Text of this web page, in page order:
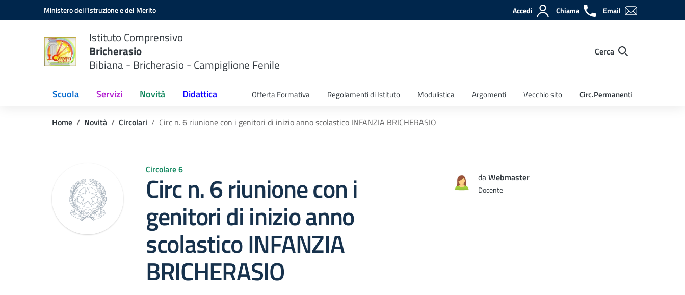
Vai ai contenuti
Vai al menu di navigazioneMinistero dell'Istruzione e del Merito Accedi Chiama Email
Istituto Comprensivo
Bricherasio
Bibiana - Bricherasio - Campiglione Fenile
Cerca
Scuola Servizi Novità Didattica Offerta Formativa Regolamenti di Istituto Modulistica Argomenti Vecchio sito Circ.Permanenti
Home Novità Circolari Circ n. 6 riunione con i genitori di inizio anno scolastico INFANZIA BRICHERASIO
Circolare 6
Circ n. 6 riunione con i
genitori di inizio anno
scolastico INFANZIA
BRICHERASIO
daWebmaster
Docente